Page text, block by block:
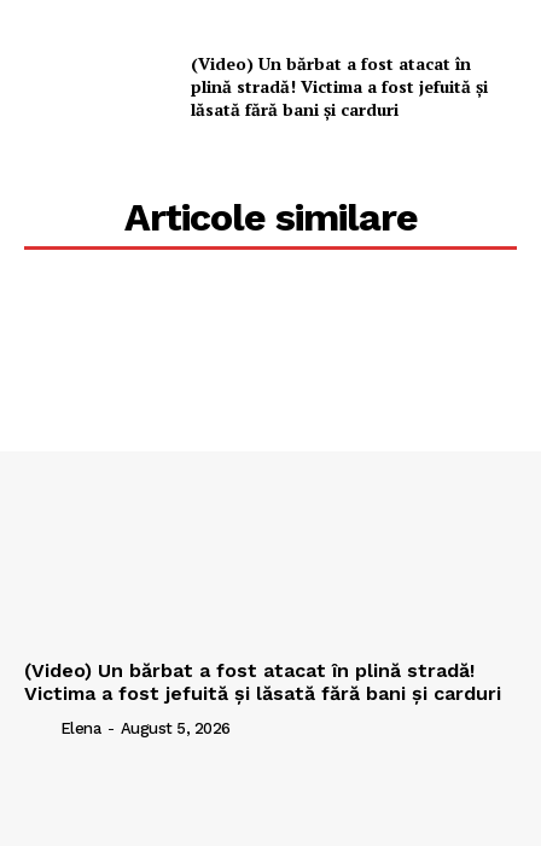
(Video) Un bărbat a fost atacat în
plină stradă! Victima a fost jefuită și
lăsată fără bani și carduri
Articole similare
(Video) Un bărbat a fost atacat în plină stradă!
Victima a fost jefuită și lăsată fără bani și carduri
Elena - August 5, 2026